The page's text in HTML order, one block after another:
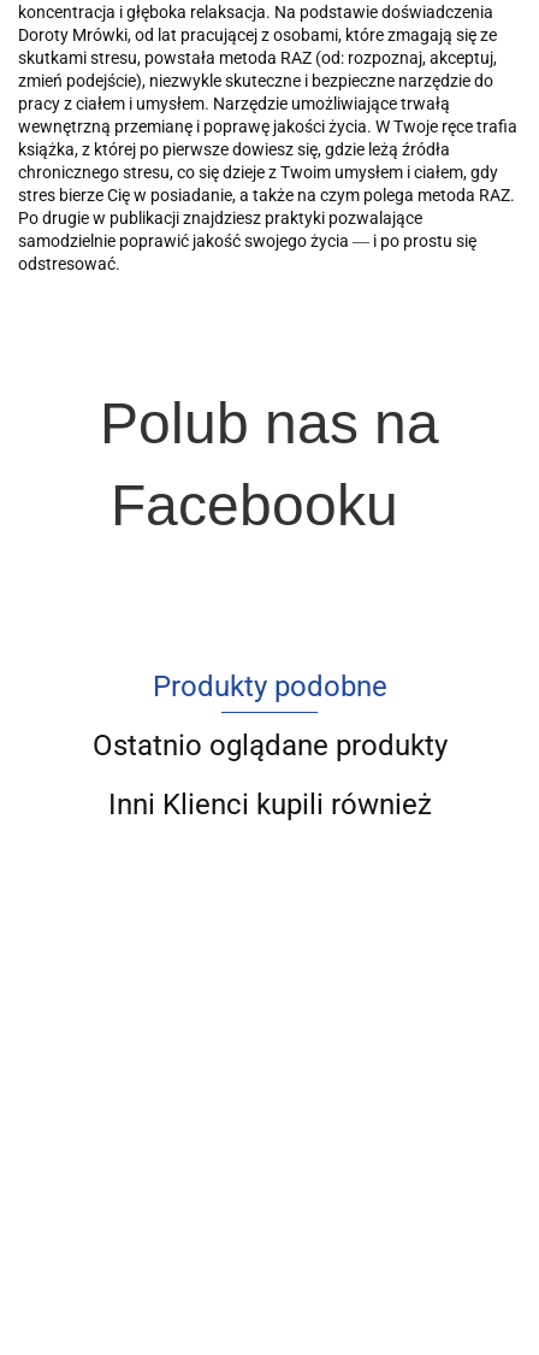
koncentracja i głęboka relaksacja. Na podstawie doświadczenia
Doroty Mrówki, od lat pracującej z osobami, które zmagają się ze
skutkami stresu, powstała metoda RAZ (od: rozpoznaj, akceptuj,
zmień podejście), niezwykle skuteczne i bezpieczne narzędzie do
pracy z ciałem i umysłem. Narzędzie umożliwiające trwałą
wewnętrzną przemianę i poprawę jakości życia. W Twoje ręce trafia
książka, z której po pierwsze dowiesz się, gdzie leżą źródła
chronicznego stresu, co się dzieje z Twoim umysłem i ciałem, gdy
stres bierze Cię w posiadanie, a także na czym polega metoda RAZ.
Po drugie w publikacji znajdziesz praktyki pozwalające
samodzielnie poprawić jakość swojego życia ― i po prostu się
odstresować.
Polub nas na
Facebooku
Produkty podobne
Ostatnio oglądane produkty
Inni Klienci kupili również